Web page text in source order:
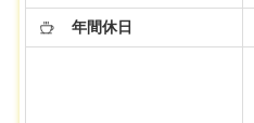
年間休日